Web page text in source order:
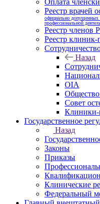
Оплата
Реестр врачей
официально допущенных
профессиональной
Реестр членов
Реестр клиник-
Назад
OIA
Общество
Совет
Клиники-
Государственное
Назад
Законы
Приказы
Клинические
Федеральный